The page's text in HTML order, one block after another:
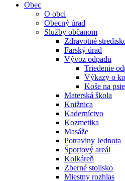
Obec
O obci
Obecný úrad
Služby občanom
Zdravotné
Farský úrad
Vývoz odpadu
Triedenie
Výkazy o
Koše na
Materská škola
Knižnica
Kaderníctvo
Kozmetika
Masáže
Potraviny Jednota
Športový areál
Kolkáreň
Zberné stojisko
Miestny rozhlas